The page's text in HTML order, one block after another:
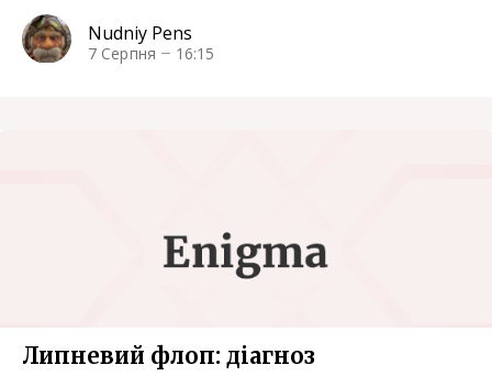
Nudniy Pens
7 Серпня 16:15
Липневий флоп: діагноз